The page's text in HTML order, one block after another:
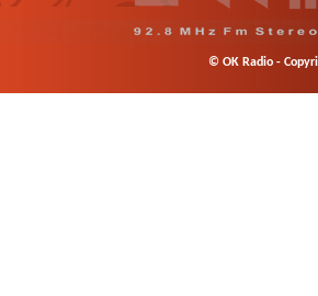
© OK Radio -